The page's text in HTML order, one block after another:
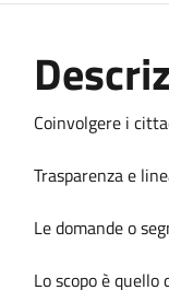
Coinvolgere i
Trasparenza e
Le domande o
Lo scopo è